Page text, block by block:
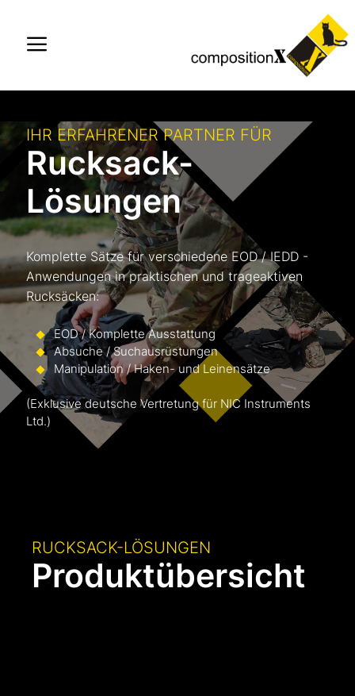
springen
IHR ERFAHRENER PARTNER FÜR
Rucksack-
Lösungen
Komplette Sätze für verschiedene EOD / IEDD -
Anwendungen in praktischen und trageaktiven
Rucksäcken:
EOD / Komplette Ausstattung
Absuche / Suchausrüstungen
Manipulation / Haken- und Leinensätze
(Exklusive deutsche Vertretung für NIC Instruments
Ltd.)
Produktübersicht
RUCKSACK-LÖSUNGEN